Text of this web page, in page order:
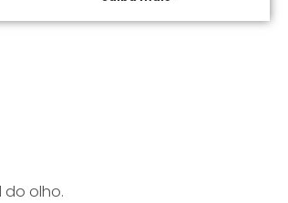
olho.